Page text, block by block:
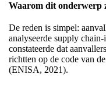
Waarom dit onderwerp
De reden is simpel:
analyseerde supply
constateerde dat
richtten op de code van
(ENISA, 2021).